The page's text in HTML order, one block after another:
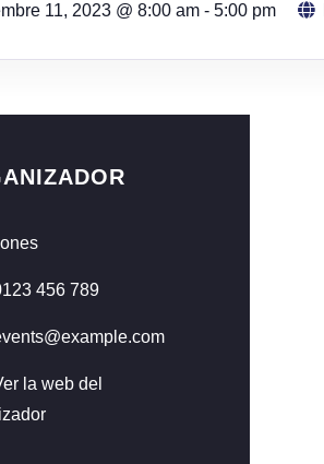
11, 2023 @ 8:00 am - 5:00 pm
456 789
la web del